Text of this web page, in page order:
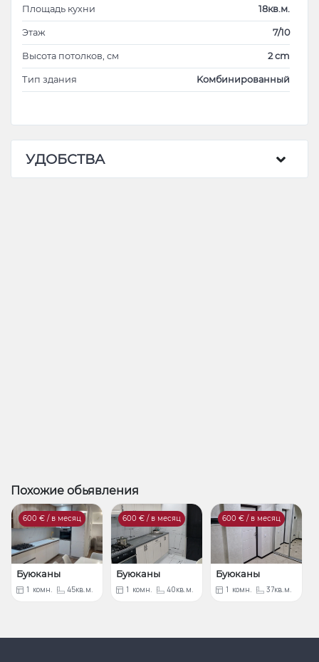
Площадь кухни 18кв.м.
Этаж 7/10
Высота потолков, см 2 cm
Тип здания Kомбинированный
УДОБСТВА
Похожие обьявления
600 € / в месяц
Буюканы
1 комн. 45кв.м.
600 € / в месяц
Буюканы
1 комн. 40кв.м.
600 € / в месяц
Буюканы
1 комн. 37кв.м.